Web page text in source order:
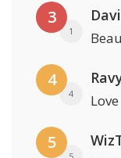
3
1
4
4
5